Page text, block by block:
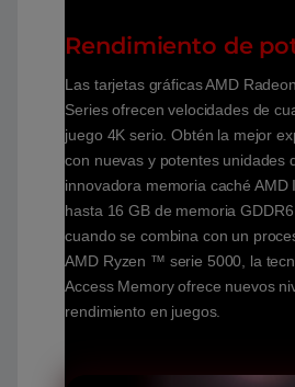
Rendimiento de
Las tarjetas gráficas AMD
Series ofrecen velocidades de
juego 4K serio. Obtén la mejor
con nuevas y potentes unidades
innovadora memoria caché AMD
hasta 16 GB de memoria GDDR6
cuando se combina con un
AMD Ryzen ™ serie 5000, la
Access Memory ofrece nuevos
rendimiento en juegos.